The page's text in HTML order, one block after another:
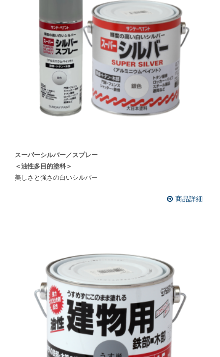
スーパーシルバー／スプレー
＜油性多目的塗料＞
美しさと強さの白いシルバー
商品詳細